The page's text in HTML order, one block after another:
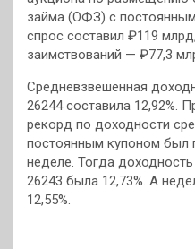
займа (ОФЗ) с
спрос составил ₽119
заимствований — ₽77,3
Средневзвешенная
26244 составила 12,92%.
рекорд по доходности
постоянным купоном был
неделе. Тогда
26243 была 12,73%. А
12,55%.